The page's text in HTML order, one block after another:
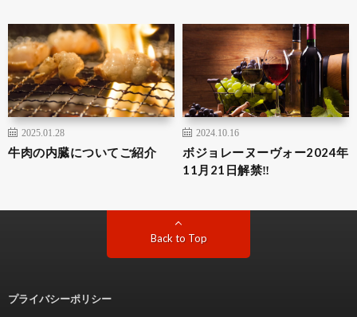
2025.01.28
牛肉の内臓についてご紹介
2024.10.16
ボジョレーヌーヴォー2024年
11月21日解禁‼
Back to Top
プライバシーポリシー